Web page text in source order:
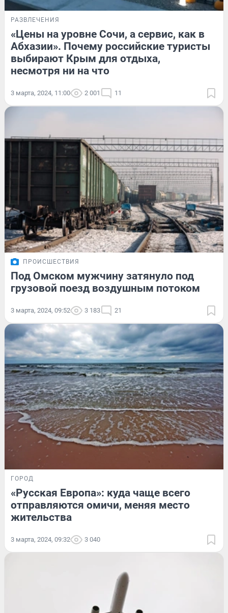
РАЗВЛЕЧЕНИЯ
«Цены на уровне Сочи, а сервис, как в
Абхазии». Почему российские туристы
выбирают Крым для отдыха,
несмотря ни на что
3 марта, 2024, 11:00 2 001 11
ПРОИСШЕСТВИЯ
Под Омском мужчину затянуло под
грузовой поезд воздушным потоком
3 марта, 2024, 09:52 3 183 21
ГОРОД
«Русская Европа»: куда чаще всего
отправляются омичи, меняя место
жительства
3 марта, 2024, 09:32 3 040